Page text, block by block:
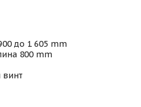
до 1 605 mm
800 mm